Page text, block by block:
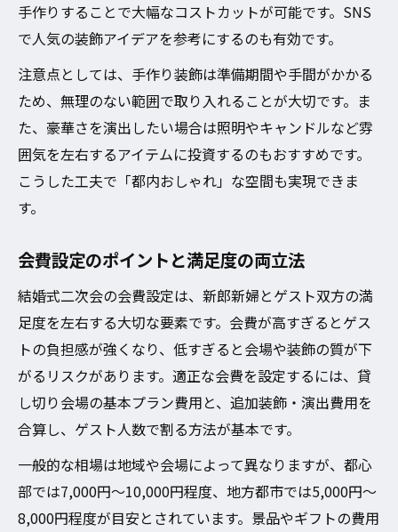
手作りすることで大幅なコストカットが可能です。SNS
で人気の装飾アイデアを参考にするのも有効です。
注意点としては、手作り装飾は準備期間や手間がかかる
ため、無理のない範囲で取り入れることが大切です。ま
た、豪華さを演出したい場合は照明やキャンドルなど雰
囲気を左右するアイテムに投資するのもおすすめです。
こうした工夫で「都内おしゃれ」な空間も実現できま
す。
会費設定のポイントと満足度の両立法
結婚式二次会の会費設定は、新郎新婦とゲスト双方の満
足度を左右する大切な要素です。会費が高すぎるとゲス
トの負担感が強くなり、低すぎると会場や装飾の質が下
がるリスクがあります。適正な会費を設定するには、貸
し切り会場の基本プラン費用と、追加装飾・演出費用を
合算し、ゲスト人数で割る方法が基本です。
一般的な相場は地域や会場によって異なりますが、都心
部では7,000円～10,000円程度、地方都市では5,000円～
8,000円程度が目安とされています。景品やギフトの費用